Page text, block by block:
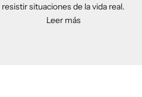
resistir situaciones de la vida real.
Leer más